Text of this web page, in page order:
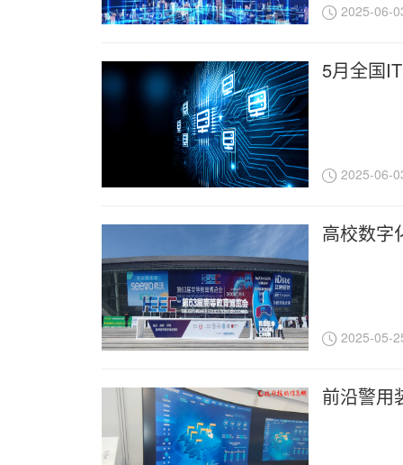
2025-06-
5月全国
2025-06-
高校数字
2025-05-
前沿警用